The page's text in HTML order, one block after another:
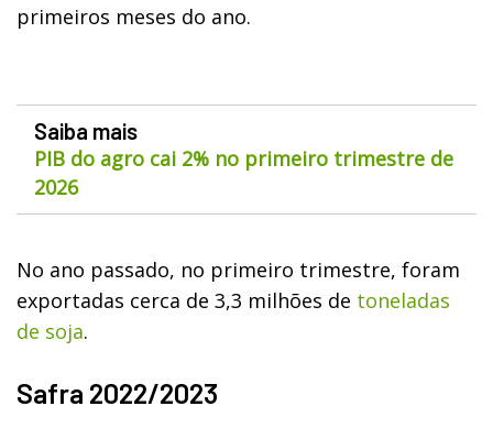
primeiros meses do ano.
Saiba mais
PIB do agro cai 2% no primeiro trimestre de
2026
No ano passado, no primeiro trimestre, foram
exportadas cerca de 3,3 milhões de toneladas
de soja.
Safra 2022/2023